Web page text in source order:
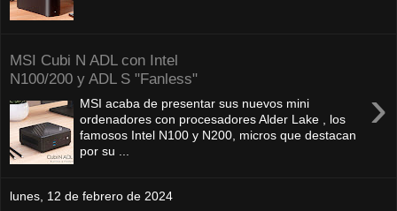
MSI Cubi N ADL con Intel
N100/200 y ADL S "Fanless"
›
MSI acaba de presentar sus nuevos mini
ordenadores con procesadores Alder Lake , los
famosos Intel N100 y N200, micros que destacan
por su ...
lunes, 12 de febrero de 2024